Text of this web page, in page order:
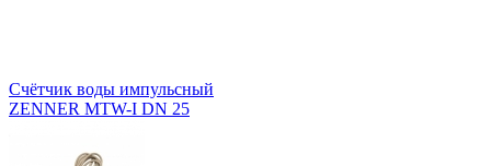
Счётчик воды импульсный
ZENNER MTW-I DN 25